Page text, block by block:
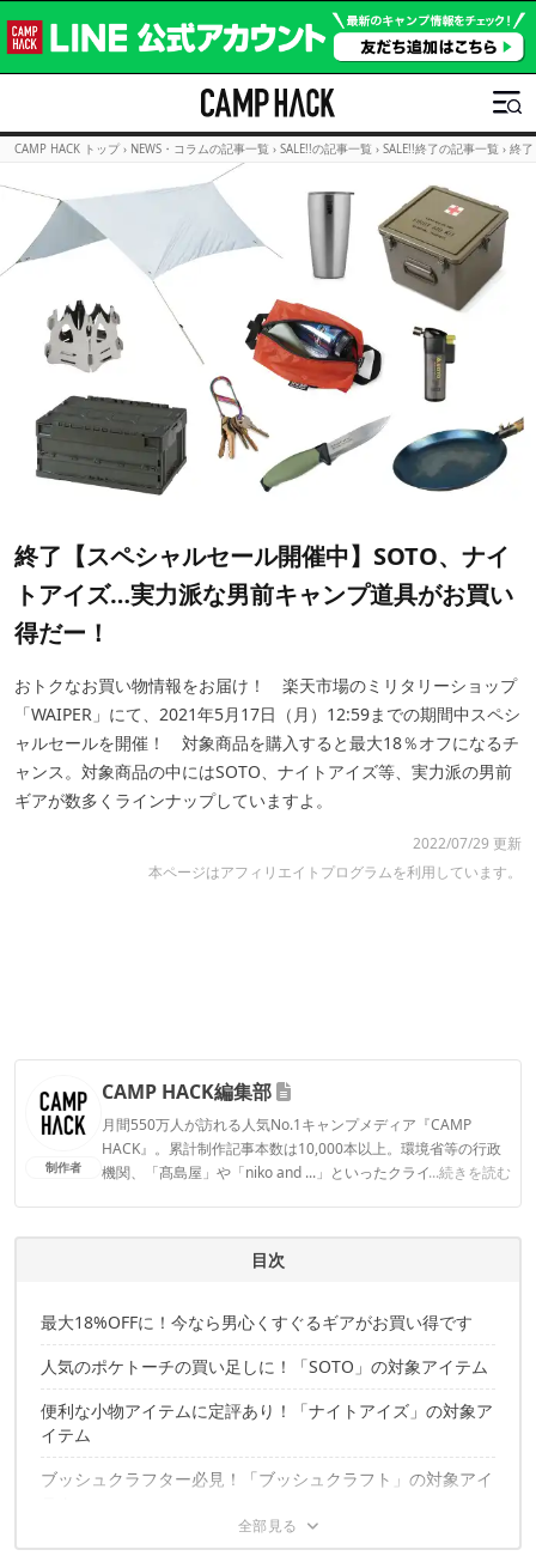
CAMP HACK トップ › NEWS・コラムの記事一覧 › SALE!!の記事一覧 › SALE!!終了の記事一覧 › 終
終了【スペシャルセール開催中】SOTO、ナイ
トアイズ…実力派な男前キャンプ道具がお買い
得だー！
おトクなお買い物情報をお届け！ 楽天市場のミリタリーショップ
「WAIPER」にて、2021年5月17日（月）12:59までの期間中スペシ
ャルセールを開催！ 対象商品を購入すると最大18％オフになるチ
ャンス。対象商品の中にはSOTO、ナイトアイズ等、実力派の男前
ギアが数多くラインナップしていますよ。
2022/07/29 更新
本ページはアフィリエイトプログラムを利用しています。
制作者
CAMP HACK編集部
月間550万人が訪れる人気No.1キャンプメディア『CAMP
HACK』。累計制作記事本数は10,000本以上。環境省等の行政
機関、「髙島屋」や「niko and ...」といったクライアントとの
...続きを読む
CAMP HACK編集部のプロフィール
目次
最大18%OFFに！今なら男心くすぐるギアがお買い得です
人気のポケトーチの買い足しに！「SOTO」の対象アイテム
便利な小物アイテムに定評あり！「ナイトアイズ」の対象ア
イテム
ブッシュクラフター必見！「ブッシュクラフト」の対象アイ
日常使いのエコバッグとしても人気！「グラナイトギア」の